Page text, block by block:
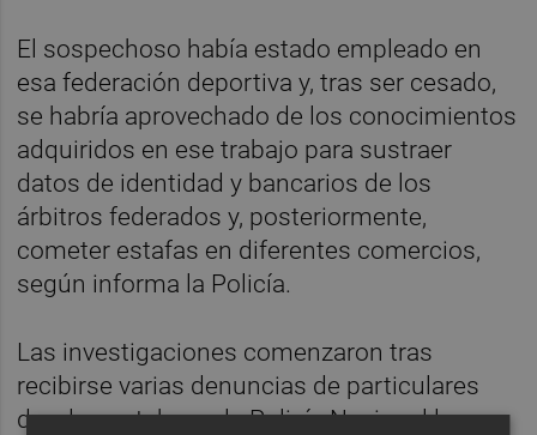
El sospechoso había estado empleado en
esa federación deportiva y, tras ser cesado,
se habría aprovechado de los conocimientos
adquiridos en ese trabajo para sustraer
datos de identidad y bancarios de los
árbitros federados y, posteriormente,
cometer estafas en diferentes comercios,
según informa la Policía.
Las investigaciones comenzaron tras
recibirse varias denuncias de particulares
donde contaban a la Policía Nacional la